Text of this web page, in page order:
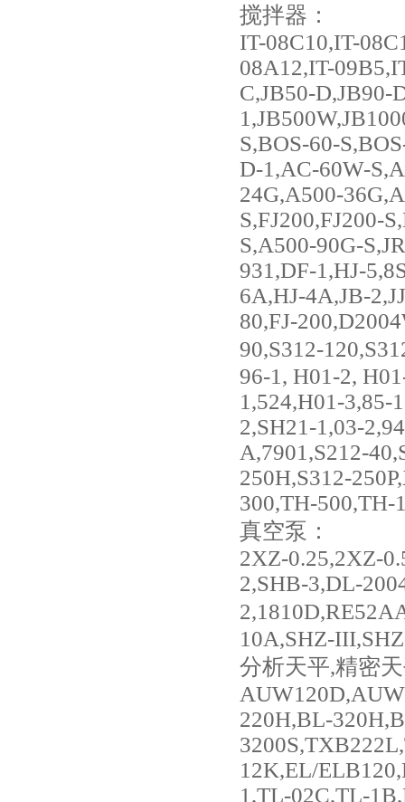
搅拌器：
IT-08C10,IT-
08A12,IT-
C,JB50-D,JB90-
S,BOS-60-
D-1,AC-60W-
24G,A500-
S,FJ200,FJ200-
S,A500-90G-
931,DF-1,HJ-
6A,HJ-4A,JB-
80,FJ-
90,S312-
96-1, H01-2,
1,524,H01-3,85-
2,SH21-1,03-
A,7901,S212-
250H,S312-
300,TH-500,TH-
真空泵：
2XZ-0.25,2XZ-
2,SHB-3,DL-
10A,SHZ-
分析天平,精密
220H,BL-
12K,EL/
1,TL-02C,TL-